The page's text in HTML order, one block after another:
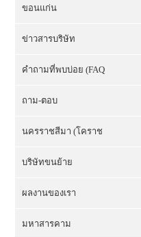
ขอนแก่น
ข่าวสารบริษัท
คำถามที่พบบ่อย (FAQ
ถาม-ตอบ
นครราชสีมา (โคราช
บริษัทขนย้าย
ผลงานของเรา
มหาสารคาม